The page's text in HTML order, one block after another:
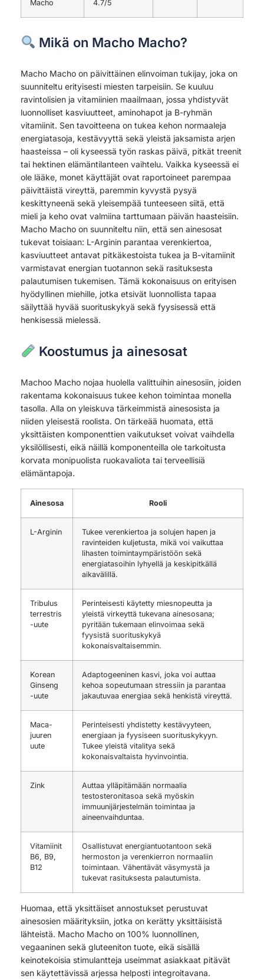
Macho
4.7/5
Mikä on Macho Macho?
Macho Macho on päivittäinen elinvoiman tukijay, joka on
suunniteltu erityisesti miesten tarpeisiin. Se kuuluu
ravintolisien ja vitamiinien maailmaan, jossa yhdistyvät
luonnolliset kasviuutteet, aminohapot ja B-ryhmän
vitamiinit. Sen tavoitteena on tukea kehon normaaleja
energiatasoja, kestävyyttä sekä yleistä jaksamista arjen
haasteissa – oli kyseessä työn raskas päivä, pitkät treenit
tai hektinen elämäntilanteen vaihtelu. Vaikka kyseessä ei
ole lääke, monet käyttäjät ovat raportoineet parempaa
päivittäistä vireyttä, paremmin kyvystä pysyä
keskittyneenä sekä yleisempää tunteeseen siitä, että
mieli ja keho ovat valmiina tarttumaan päivän haasteisiin.
Macho Macho on suunniteltu niin, että sen ainesosat
tukevat toisiaan: L-Arginin parantaa verenkiertoa,
kasviuutteet antavat pitkäkestoista tukea ja B-vitamiinit
varmistavat energian tuotannon sekä rasituksesta
palautumisen tukemisen. Tämä kokonaisuus on erityisen
hyödyllinen miehille, jotka etsivät luonnollista tapaa
säilyttää hyvää suorituskykyä sekä fyysisessä että
henkisessä mielessä.
Koostumus ja ainesosat
Machoo Macho nojaa huolella valittuihin ainesosiin, joiden
rakentama kokonaisuus tukee kehon toimintaa monella
tasolla. Alla on yleiskuva tärkeimmistä ainesosista ja
niiden yleisestä roolista. On tärkeää huomata, että
yksittäisten komponenttien vaikutukset voivat vaihdella
yksilöllisesti, eikä näillä komponenteilla ole tarkoitusta
korvata monipuolista ruokavaliota tai terveellisiä
elämäntapoja.
Ainesosa Rooli
L-Arginin
Tukee verenkiertoa ja solujen hapen ja
ravinteiden kuljetusta, mikä voi vaikuttaa
lihasten toimintaympäristöön sekä
energiatasoihin lyhyellä ja keskipitkällä
aikavälillä.
Tribulus
terrestris
-uute
Perinteisesti käytetty miesnopeutta ja
yleistä virkeyttä tukevana ainesosana;
pyritään tukemaan elinvoimaa sekä
fyysistä suorituskykyä
kokonaisvaltaisemmin.
Korean
Ginseng
-uute
Adaptogeeninen kasvi, joka voi auttaa
kehoa sopeutumaan stressiin ja parantaa
jakautuvaa energiaa sekä henkistä vireyttä.
Maca-
juuren
uute
Perinteisesti yhdistetty kestävyyteen,
energiaan ja fyysiseen suorituskykyyn.
Tukee yleistä vitalitya sekä
kokonaisvaltaista hyvinvointia.
Zink
Auttaa ylläpitämään normaalia
testosteronitasoa sekä myöskin
immuunijärjestelmän toimintaa ja
aineenvaihduntaa.
Vitamiinit
B6, B9,
B12
Osallistuvat energiantuotantoon sekä
hermoston ja verenkierron normaaliin
toimintaan. Vähentävät väsymystä ja
tukevat rasituksesta palautumista.
Huomaa, että yksittäiset annostukset perustuvat
ainesosien määrityksiin, jotka on kerätty yksittäisistä
lähteistä. Macho Macho on 100% luonnollinen,
vegaaninen sekä gluteeniton tuote, eikä sisällä
keinotekoisia stimulantteja useimmat asiakkaat pitävät
sen käytettävissä arjessa helposti integroitavana.